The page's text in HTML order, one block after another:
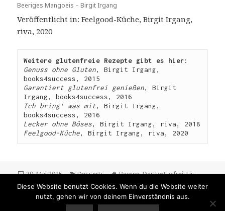
Beeriges Mangoeis – Birgit Irgang
Veröffentlicht in: Feelgood-Küche, Birgit Irgang,
riva, 2020
Weitere glutenfreie Rezepte gibt es hier:
Genuss ohne Gluten, Birgit Irgang,
books4success, 2015
Garantiert glutenfrei genießen, Birgit
Irgang, books4success, 2016
Ich bring‘ was mit, Birgit Irgang,
books4success, 2016
Lecker ohne Böses, Birgit Irgang, riva, 2018
Feelgood-Küche, Birgit Irgang, riva, 2020
Veröffentlicht
30. Mai 2025 Kategorien
Desserts Schlagwörter
Beeren,Dessert,eifrei,Eis,
glutenfrei ,hefefrei histaminarm, laktosefrei Mango, milchfrei ,
Nachtisch
,Nicecream nussfrei , sojafrei,vegan vegetarisch
Diese Website benutzt Cookies. Wenn du die Website weiter
nutzt, gehen wir von deinem Einverständnis aus.